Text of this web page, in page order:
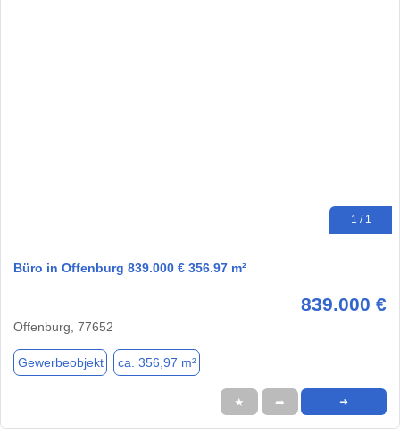
1 / 1
Büro in Offenburg 839.000 € 356.97 m²
839.000 €
Offenburg, 77652
Gewerbeobjekt ca. 356,97 m²
★ ➦ ➜